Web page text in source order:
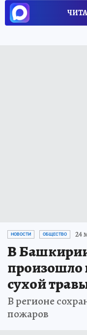
НОВОСТИ ОБЩЕСТВО 24
В
произошло
сухой
В регионе
пожаров